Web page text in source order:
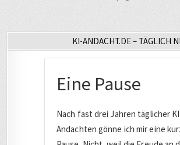
KI-ANDACHT.DE – TÄGLICH